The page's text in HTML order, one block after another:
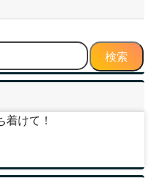
検索
けて！